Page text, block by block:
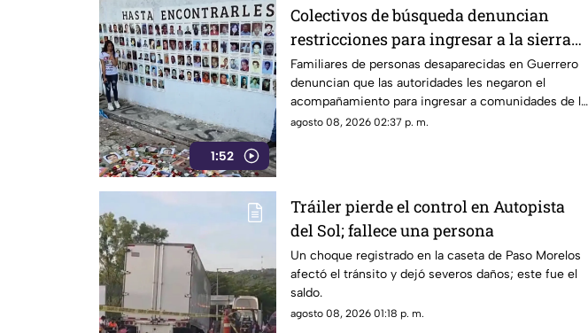
1:52
Colectivos de búsqueda denuncian
restricciones para ingresar a la sierra
de Chilpancingo
Familiares de personas desaparecidas en Guerrero
denuncian que las autoridades les negaron el
acompañamiento para ingresar a comunidades de la
sierra de Chilpancingo, limitando sus labores de
agosto 08, 2026 02:37 p. m.
Tráiler pierde el control en Autopista
del Sol; fallece una persona
Un choque registrado en la caseta de Paso Morelos
afectó el tránsito y dejó severos daños; este fue el
saldo.
agosto 08, 2026 01:18 p. m.